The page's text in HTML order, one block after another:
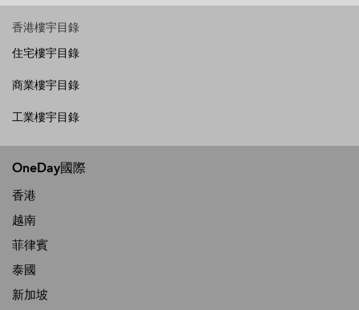
香港樓宇目錄
住宅樓宇目錄
商業樓宇目錄
工業樓宇目錄
OneDay國際
香港
越南
菲律賓
泰國
新加坡